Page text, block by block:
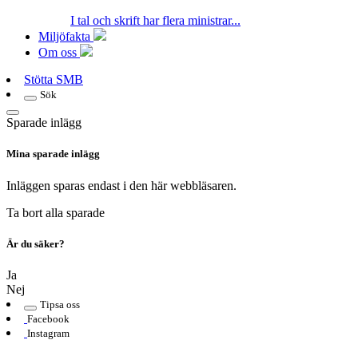
I tal och skrift har flera ministrar...
Miljöfakta
Om oss
Stötta SMB
Sök
Sparade inlägg
Mina sparade inlägg
Inläggen sparas endast i den här webbläsaren.
Ta bort alla sparade
Är du säker?
Ja
Nej
Tipsa oss
Facebook
Instagram